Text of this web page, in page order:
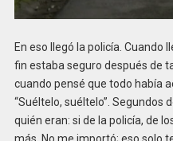
En eso llegó la policía. Cuando
fin estaba seguro después de
cuando pensé que todo había
“Suéltelo, suéltelo”. Segundos
quién eran: si de la policía, de
más. No me importó; eso solo